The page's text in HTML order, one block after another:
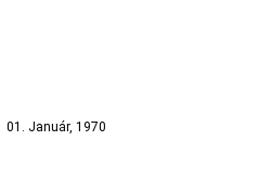
01. Január, 1970